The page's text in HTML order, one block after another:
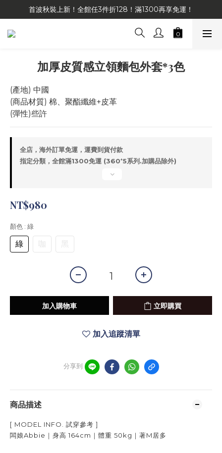
首波秋裝上新！全館任3件折128！滿1300再享免運！
加厚皮質感立領麵包外套*3色
(產地) 中國
(商品材質) 棉、聚酯纖維+皮革
(彈性)些許
全店，海外訂單免運，運費到貨付款
指定分類，全館滿1300免運 (360⁺5系列.加購品除外)
NT$980
顏色 : 綠
綠 咖 黑
加入購物車 立即購買
加入追蹤清單
分享到
商品描述
[ MODEL INFO. 試穿參考 ]
闆娘Abbie｜身高 164cm ｜體重 50kg ｜著M居多